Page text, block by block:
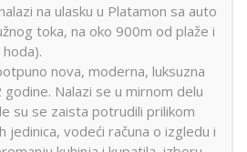
na ulasku u Platamon sa auto
toka, na oko 900m od plaže i
nova, moderna, luksuzna
Nalazi se u mirnom delu
su se zaista potrudili prilikom
jedinica, vodeći računa o izgledu i